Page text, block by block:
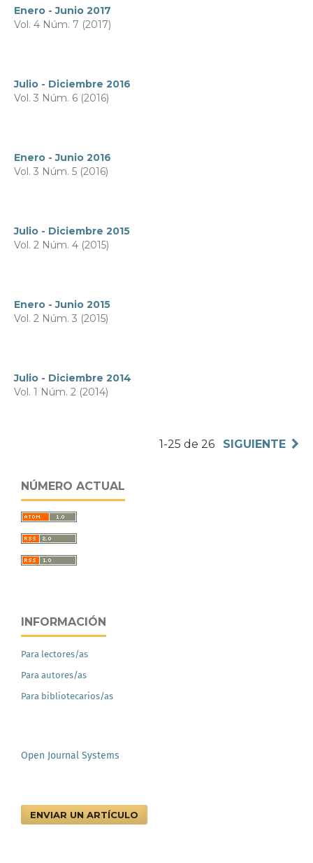
Enero - Junio 2017
Vol. 4 Núm. 7 (2017)
Julio - Diciembre 2016
Vol. 3 Núm. 6 (2016)
Enero - Junio 2016
Vol. 3 Núm. 5 (2016)
Julio - Diciembre 2015
Vol. 2 Núm. 4 (2015)
Enero - Junio 2015
Vol. 2 Núm. 3 (2015)
Julio - Diciembre 2014
Vol. 1 Núm. 2 (2014)
1-25 de 26 SIGUIENTE
NÚMERO ACTUAL
INFORMACIÓN
Para lectores/as
Para autores/as
Para bibliotecarios/as
Open Journal Systems
ENVIAR UN ARTÍCULO